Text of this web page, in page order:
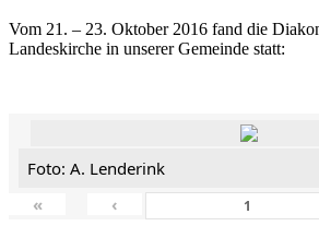
Vom 21. – 23. Oktober 2016 fand die
Landeskirche in unserer Gemeinde statt:
Foto: A. Lenderink
«
‹